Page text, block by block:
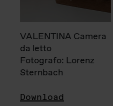
VALENTINA Camera
da letto
Fotografo: Lorenz
Sternbach
Download